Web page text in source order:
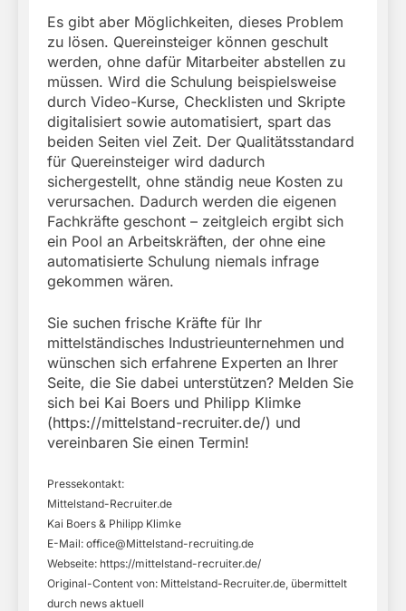
Es gibt aber Möglichkeiten, dieses Problem
zu lösen. Quereinsteiger können geschult
werden, ohne dafür Mitarbeiter abstellen zu
müssen. Wird die Schulung beispielsweise
durch Video-Kurse, Checklisten und Skripte
digitalisiert sowie automatisiert, spart das
beiden Seiten viel Zeit. Der Qualitätsstandard
für Quereinsteiger wird dadurch
sichergestellt, ohne ständig neue Kosten zu
verursachen. Dadurch werden die eigenen
Fachkräfte geschont – zeitgleich ergibt sich
ein Pool an Arbeitskräften, der ohne eine
automatisierte Schulung niemals infrage
gekommen wären.
Sie suchen frische Kräfte für Ihr
mittelständisches Industrieunternehmen und
wünschen sich erfahrene Experten an Ihrer
Seite, die Sie dabei unterstützen? Melden Sie
sich bei Kai Boers und Philipp Klimke
(https://mittelstand-recruiter.de/) und
vereinbaren Sie einen Termin!
Pressekontakt:
Mittelstand-Recruiter.de
Kai Boers & Philipp Klimke
E-Mail: office@Mittelstand-recruiting.de
Webseite: https://mittelstand-recruiter.de/
Original-Content von: Mittelstand-Recruiter.de, übermittelt
durch news aktuell